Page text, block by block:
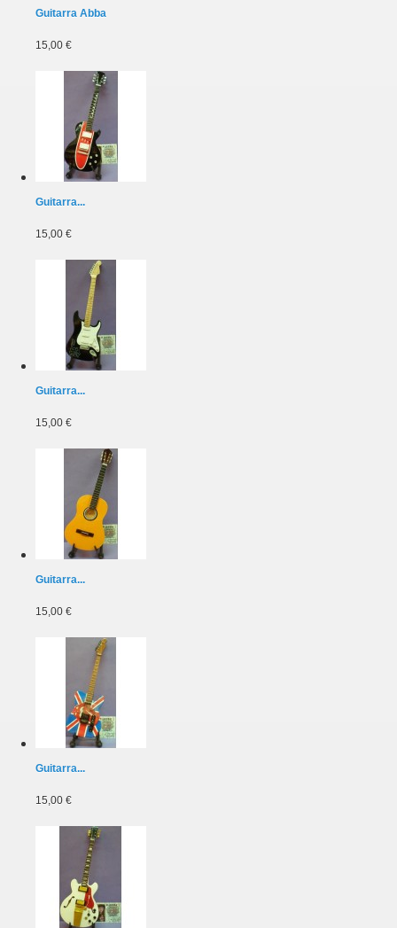
Guitarra Abba
15,00 €
Guitarra...
15,00 €
Guitarra...
15,00 €
Guitarra...
15,00 €
Guitarra...
15,00 €